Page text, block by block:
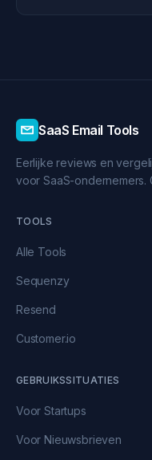
SaaS Email Tools
Eerlijke reviews en
voor SaaS-ondernemers.
TOOLS
Alle Tools
Sequenzy
Resend
Customer.io
GEBRUIKSSITUATIES
Voor Startups
Voor Nieuwsbrieven